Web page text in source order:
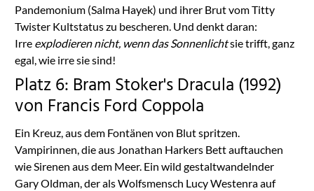
Pandemonium (Salma Hayek) und ihrer Brut vom Titty
Twister Kultstatus zu bescheren. Und denkt daran:
Irre explodieren nicht, wenn das Sonnenlichtsie trifft, ganz
egal, wie irre sie sind!
Platz 6: Bram Stoker's Dracula (1992)
von Francis Ford Coppola
Ein Kreuz, aus dem Fontänen von Blut spritzen.
Vampirinnen, die aus Jonathan Harkers Bett auftauchen
wie Sirenen aus dem Meer. Ein wild gestaltwandelnder
Gary Oldman, der als Wolfsmensch Lucy Westenra auf